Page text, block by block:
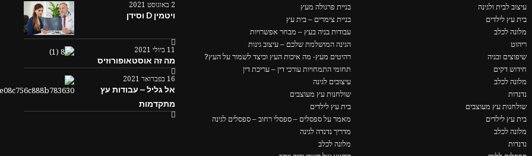
2 באוגוסט 2021
ויטמין D וסידן
11 ביולי 2021
מה זה אוסטאופורוזיס
16 בפברואר 2021
אל גליל – עבודות עץ
מתקדמות
בניית פרגולה מעץ
בניית צימרים – בית עץ
עבודות בניה בעץ – מבחר אפשרויות
הגינה המושלמת שלכם – עיצוב גינות
רהיטים מעץ- מה איכות העץ וכיצד לשמור על העץ?
תחומי התמחויות עורכי דין – עריכת דין
עיצובים לגינה
שולחנות עץ מעוצבים
בית עץ לילדים
מאמר על ספסלים – ספסלי רחוב – ספסלים לגינה
מדריך נדנדה לגינה
מלונה לכלב
עיצוב לבית ולגינה
בית עץ לילדים
מלונה לכלב
ריהוט
שיפוצים ובניה
חידוש דקים
מלונה לכלב
נדנדות
שולחנות עץ מעוצבים
בית עץ לילדים
מלונה לכלב
נדנדות